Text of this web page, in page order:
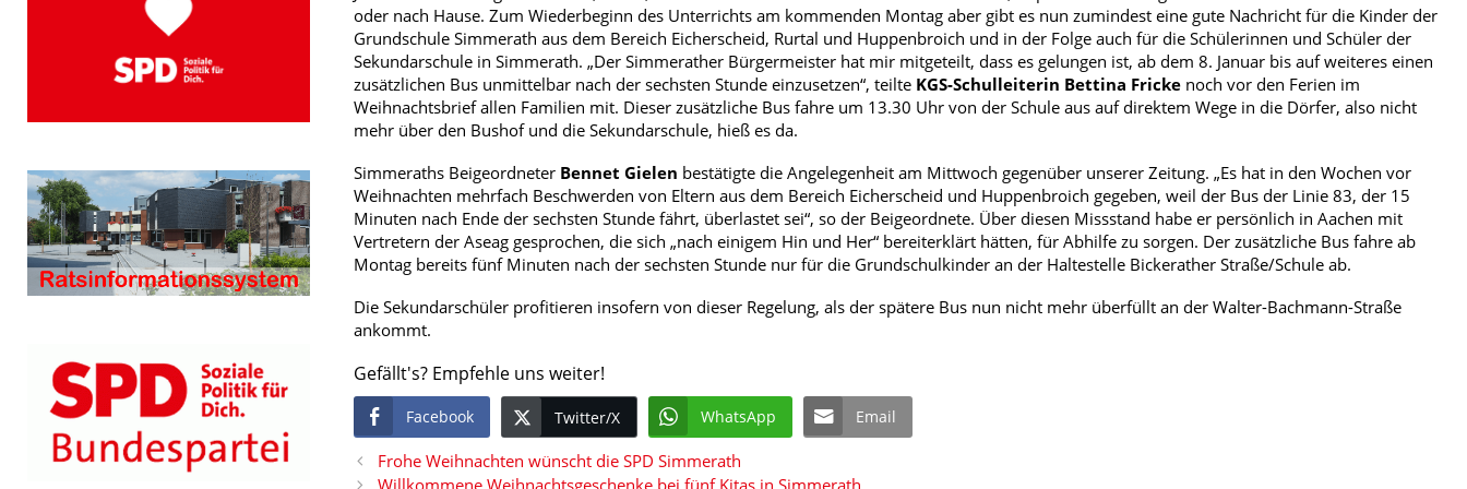
oder nach Hause. Zum Wiederbeginn des Unterrichts am kommenden Montag aber gibt es nun zumindest eine gute Nachricht für die Kinder der
Grundschule Simmerath aus dem Bereich Eicherscheid, Rurtal und Huppenbroich und in der Folge auch für die Schülerinnen und Schüler der
Sekundarschule in Simmerath. „Der Simmerather Bürgermeister hat mir mitgeteilt, dass es gelungen ist, ab dem 8. Januar bis auf weiteres einen
zusätzlichen Bus unmittelbar nach der sechsten Stunde einzusetzen“, teilte KGS-Schulleiterin Bettina Frickenoch vor den Ferien im
Weihnachtsbrief allen Familien mit. Dieser zusätzliche Bus fahre um 13.30 Uhr von der Schule aus auf direktem Wege in die Dörfer, also nicht
mehr über den Bushof und die Sekundarschule, hieß es da.
Simmeraths Beigeordneter Bennet Gielen bestätigte die Angelegenheit am Mittwoch gegenüber unserer Zeitung. „Es hat in den Wochen vor
Weihnachten mehrfach Beschwerden von Eltern aus dem Bereich Eicherscheid und Huppenbroich gegeben, weil der Bus der Linie 83, der 15
Minuten nach Ende der sechsten Stunde fährt, überlastet sei“, so der Beigeordnete. Über diesen Missstand habe er persönlich in Aachen mit
Vertretern der Aseag gesprochen, die sich „nach einigem Hin und Her“ bereiterklärt hätten, für Abhilfe zu sorgen. Der zusätzliche Bus fahre ab
Montag bereits fünf Minuten nach der sechsten Stunde nur für die Grundschulkinder an der Haltestelle Bickerather Straße/Schule ab.
Die Sekundarschüler profitieren insofern von dieser Regelung, als der spätere Bus nun nicht mehr überfüllt an der Walter-Bachmann-Straße
ankommt.
Gefällt's? Empfehle uns weiter!
Facebook Twitter/X WhatsApp Email
Frohe Weihnachten wünscht die SPD Simmerath
Willkommene Weihnachtsgeschenke bei fünf Kitas in Simmerath